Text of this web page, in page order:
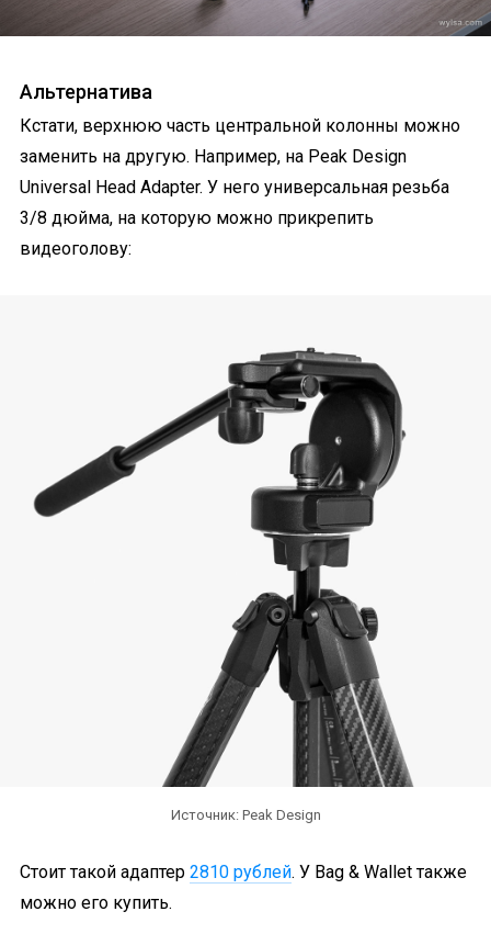
Альтернатива
Кстати, верхнюю часть центральной колонны можно
заменить на другую. Например, на Peak Design
Universal Head Adapter. У него универсальная резьба
3/8 дюйма, на которую можно прикрепить
видеоголову:
Источник: Peak Design
Стоит такой адаптер 2810 рублей. У Bag & Wallet также
можно его купить.